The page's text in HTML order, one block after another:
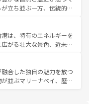
ィの豊かさとおいしさで
ナムコーヒーなどは、ぜ
訪れてもあたたかい人々
っと忘れられない旅にな
立ち並ぶ一方、伝統的な
チェンマイなどの山岳地
ーケットやクラビの美し
ことができる。タイ料理
の季節にも異なる楽しみ
の人々、仏教を中心とし
、訪れる旅人を魅了し続
は、特有のエネルギーを
がる壮大な景色、近未来
。観光スポットが密集し
るのも魅力。息をのむよ
香港を存分に楽しみ尽く
合した独自の魅力を放つ
並ぶマリーナベイ、歴史